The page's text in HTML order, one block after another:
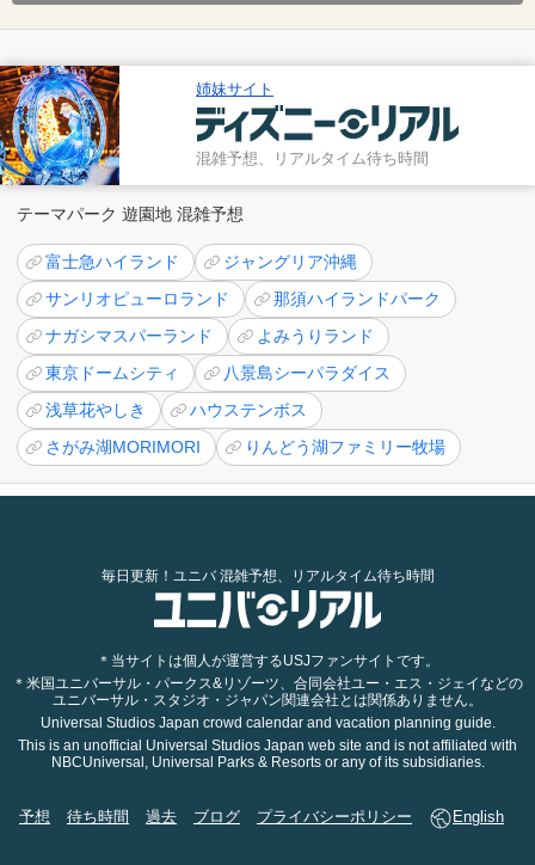
姉妹サイト
混雑予想、リアルタイム待ち時間
テーマパーク 遊園地 混雑予想
富士急ハイランド
ジャングリア沖縄
サンリオピューロランド
那須ハイランドパーク
ナガシマスパーランド
よみうりランド
東京ドームシティ
八景島シーパラダイス
浅草花やしき
ハウステンボス
さがみ湖MORIMORI
りんどう湖ファミリー牧場
毎日更新！ユニバ 混雑予想、リアルタイム待ち時間
＊当サイトは個人が運営するUSJファンサイトです。
＊米国ユニバーサル・パークス&リゾーツ、合同会社ユー・エス・ジェイなどの
ユニバーサル・スタジオ・ジャパン関連会社とは関係ありません。
Universal Studios Japan crowd calendar and vacation planning guide.
This is an unofficial Universal Studios Japan web site and is not affiliated with
NBCUniversal, Universal Parks & Resorts or any of its subsidiaries.
予想 待ち時間 過去 ブログ プライバシーポリシー English